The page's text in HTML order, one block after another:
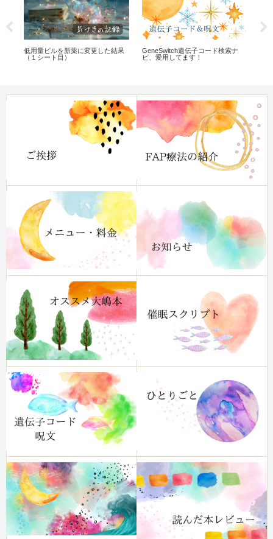
低用量ピルを新薬に変更した結果
（１シート目）
GeneSwitch遺伝子コード検索ナ
ビ、愛用してます！